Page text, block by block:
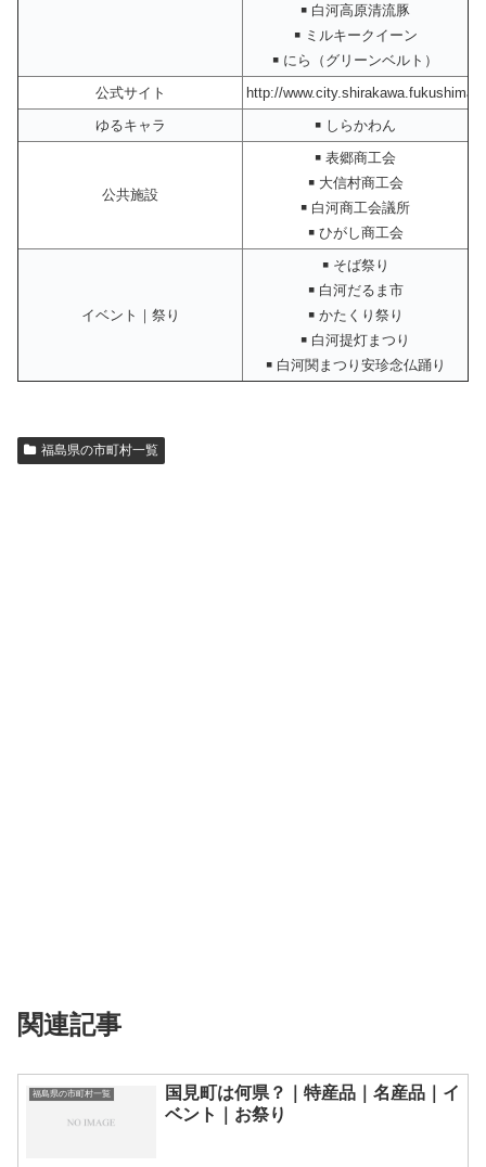
￭ 白河高原清流豚
￭ ミルキークイーン
￭ にら（グリーンベルト）
公式サイト
http://
ゆるキャラ
￭ しらかわん
公共施設
￭ 表郷商工会
￭ 大信村商工会
￭ 白河商工会議所
￭ ひがし商工会
イベント｜祭り
￭ そば祭り
￭ 白河だるま市
￭ かたくり祭り
￭ 白河提灯まつり
￭ 白河関まつり安珍念仏踊り
福島県の市町村一覧
関連記事
福島県の市町村一覧
国見町は何県？｜特産品｜名産品｜イ
ベント｜お祭り